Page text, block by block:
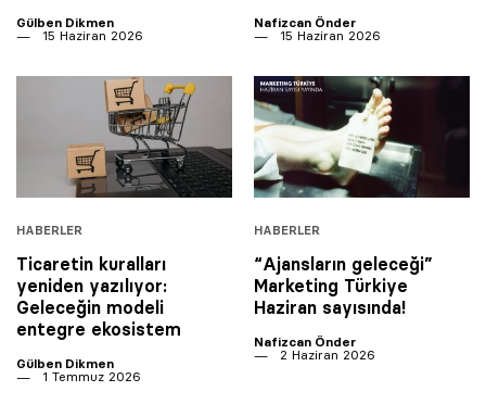
Gülben Dikmen
15 Haziran 2026
Nafizcan Önder
15 Haziran 2026
HABERLER
Ticaretin kuralları
yeniden yazılıyor:
Geleceğin modeli
entegre ekosistem
Gülben Dikmen
1 Temmuz 2026
HABERLER
“Ajansların geleceği”
Marketing Türkiye
Haziran sayısında!
Nafizcan Önder
2 Haziran 2026